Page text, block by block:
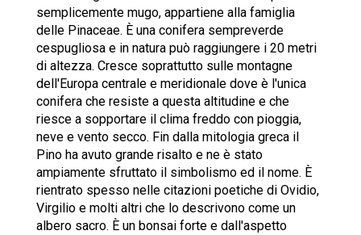
semplicemente mugo, appartiene alla famiglia
delle Pinaceae. È una conifera sempreverde
cespugliosa e in natura può raggiungere i 20 metri
di altezza. Cresce soprattutto sulle montagne
dell'Europa centrale e meridionale dove è l'unica
conifera che resiste a questa altitudine e che
riesce a sopportare il clima freddo con pioggia,
neve e vento secco. Fin dalla mitologia greca il
Pino ha avuto grande risalto e ne è stato
ampiamente sfruttato il simbolismo ed il nome. È
rientrato spesso nelle citazioni poetiche di Ovidio,
Virgilio e molti altri che lo descrivono come un
albero sacro. È un bonsai forte e dall'aspetto